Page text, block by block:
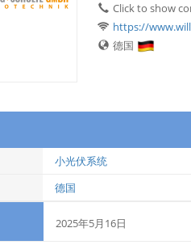
Click to show
https://
德国
小光伏系统
德国
2025年5月16日